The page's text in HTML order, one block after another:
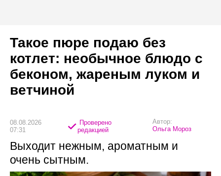
Такое пюре подаю без
котлет: необычное блюдо с
беконом, жареным луком и
ветчиной
08.08.2026
07:31
Проверено
редакцией
Автор:
Ольга Мороз
Выходит нежным, ароматным и
очень сытным.